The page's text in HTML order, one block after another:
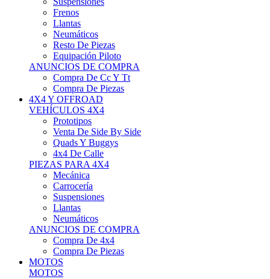
Llantas
Neumáticos
Resto De Piezas
Equipación Piloto
ANUNCIOS DE COMPRA
Compra De Cc Y Tt
Compra De Piezas
4X4 Y OFFROAD
VEHÍCULOS 4X4
Prototipos
Venta De Side By Side
Quads Y Buggys
4x4 De Calle
PIEZAS PARA 4X4
Mecánica
Carrocería
Suspensiones
Llantas
Neumáticos
ANUNCIOS DE COMPRA
Compra De 4x4
Compra De Piezas
MOTOS
MOTOS
Motos De Circuito